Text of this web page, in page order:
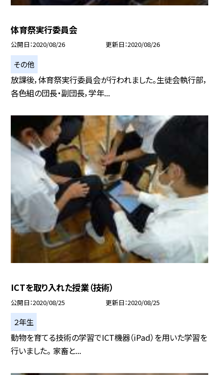
体育祭実行委員会
公開日 2020/08/26 更新日 2020/08/26
その他
放課後，体育祭実行委員会が行われました。生徒会執行部，
各色組の団長・副団長，学年...
ICTを取り入れた授業（技術）
公開日 2020/08/25 更新日 2020/08/25
２年生
動物を育てる技術の学習でICT機器（iPad）を用いた学習を
行いました。 家畜と...